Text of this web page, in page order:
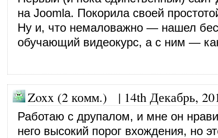
на Joomla. Покорила своей
Ну и, что немаловажно — нашел
обучающий видеокурс, а с ним —
Zoxx (2 комм.) | 14th Декабрь,
Работаю с друпалом, и мне он
него высокий порог вхождения, но